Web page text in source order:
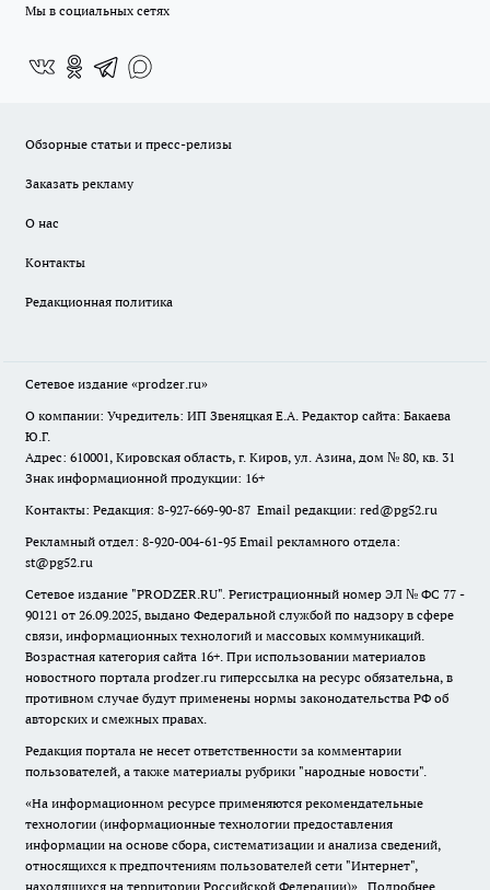
Мы в социальных сетях
Обзорные статьи и пресс-релизы
Заказать рекламу
О нас
Контакты
Редакционная политика
Сетевое издание «prodzer.ru»
О компании: Учредитель: ИП Звеняцкая Е.А. Редактор сайта: Бакаева
Ю.Г.
Адрес: 610001, Кировская область, г. Киров, ул. Азина, дом № 80, кв. 31
Знак информационной продукции: 16+
Контакты: Редакция: 8-927-669-90-87 Email редакции: red@pg52.ru
Рекламный отдел: 8-920-004-61-95 Email рекламного отдела:
st@pg52.ru
Сетевое издание "PRODZER.RU". Регистрационный номер ЭЛ № ФС 77 -
90121 от 26.09.2025, выдано Федеральной службой по надзору в сфере
связи, информационных технологий и массовых коммуникаций.
Возрастная категория сайта 16+. При использовании материалов
новостного портала prodzer.ru гиперссылка на ресурс обязательна, в
противном случае будут применены нормы законодательства РФ об
авторских и смежных правах.
Редакция портала не несет ответственности за комментарии
пользователей, а также материалы рубрики "народные новости".
«На информационном ресурсе применяются рекомендательные
технологии (информационные технологии предоставления
информации на основе сбора, систематизации и анализа сведений,
относящихся к предпочтениям пользователей сети "Интернет",
находящихся на территории Российской Федерации)». Подробнее